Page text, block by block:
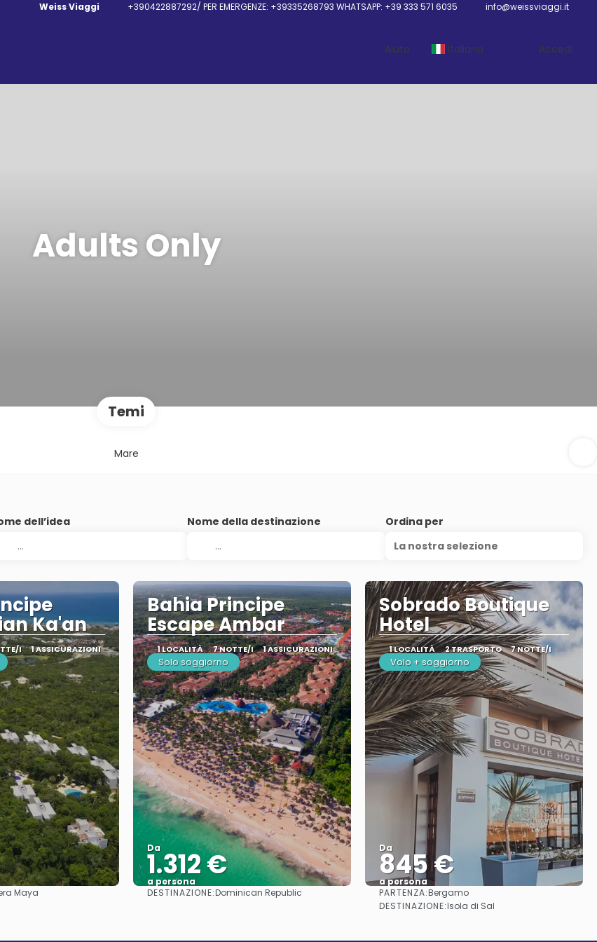
Weiss Viaggi +390422887292/ PER EMERGENZE: +39335268793 WHATSAPP: +39 333 571 6035 info@weissviaggi.it
Aiuto Italiano Accedi
Adults Only
Temi
Mare
dell’idea Nome della destinazione
Ordina per
La nostra selezione
Ka'an
I 1 ASSICURAZIONI
Maya
Bahia Principe
Escape Ambar
1 LOCALITÀ 7 NOTTE/I 1 ASSICURAZIONI
Solo soggiorno
Da
1.312 €
a persona
Vedere
DESTINAZIONE:Dominican Republic
Sobrado Boutique
Hotel
1 LOCALITÀ 2 TRASPORTO 7 NOTTE/I
Volo + soggiorno
Da
845 €
a persona
Vedere
PARTENZA:Bergamo
DESTINAZIONE:Isola di Sal